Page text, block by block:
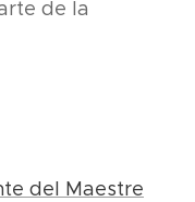
de la
del Maestre